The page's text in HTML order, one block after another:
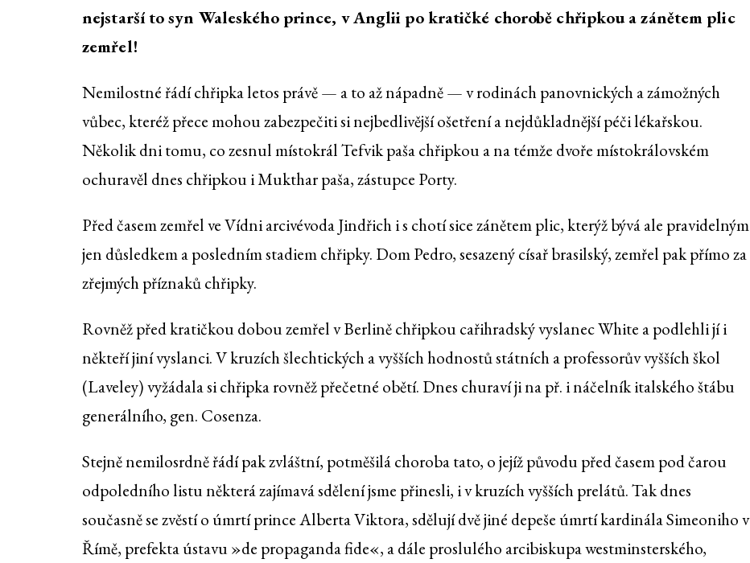
nejstarší to syn Waleského prince, v Anglii po kratičké chorobě chřipkou a zánětem plic
zemřel!
Nemilostné řádí chřipka letos právě — a to až nápadně — v rodinách panovnických a zámožných
vůbec, kteréž přece mohou zabezpečiti si nejbedlivější ošetření a nejdůkladnější péči lékařskou.
Několik dni tomu, co zesnul místokrál Tefvik paša chřipkou a na témže dvoře místokrálovském
ochuravěl dnes chřipkou i Mukthar paša, zástupce Porty.
Před časem zemřel ve Vídni arcivévoda Jindřich i s chotí sice zánětem plic, kterýž bývá ale pravidelným
jen důsledkem a posledním stadiem chřipky. Dom Pedro, sesazený císař brasilský, zemřel pak přímo za
zřejmých příznaků chřipky.
Rovněž před kratičkou dobou zemřel v Berlině chřipkou cařihradský vyslanec White a podlehli jí i
někteří jiní vyslanci. V kruzích šlechtických a vyšších hodnostů státních a professorův vyšších škol
(Laveley) vyžádala si chřipka rovněž přečetné obětí. Dnes churaví ji na př. i náčelník italského štábu
generálního, gen. Cosenza.
Stejně nemilosrdně řádí pak zvláštní, potměšilá choroba tato, o jejíž původu před časem pod čarou
odpoledního listu některá zajímavá sdělení jsme přinesli, i v kruzích vyšších prelátů. Tak dnes
současně se zvěstí o úmrtí prince Alberta Viktora, sdělují dvě jiné depeše úmrtí kardinála Simeoniho v
Římě, prefekta ústavu »de propaganda fide«, a dále proslulého arcibiskupa westminsterského,